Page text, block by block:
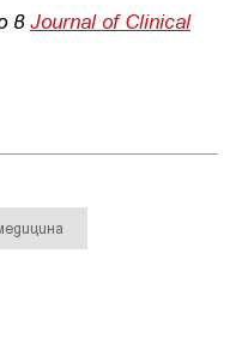
вJournal of Clinical